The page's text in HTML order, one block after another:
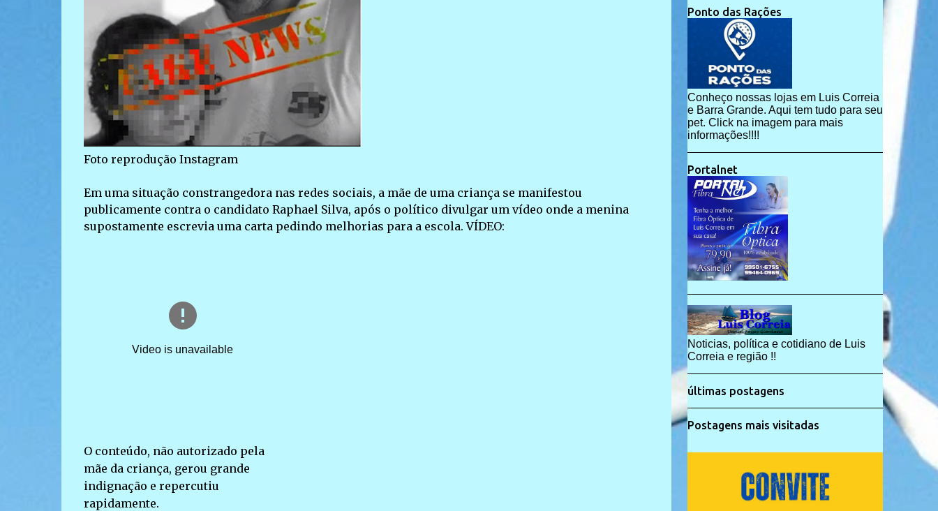
Foto reprodução Instagram
Em uma situação constrangedora nas redes sociais, a mãe de uma criança se manifestou
publicamente contra o candidato Raphael Silva, após o político divulgar um vídeo onde a menina
supostamente escrevia uma carta pedindo melhorias para a escola. VÍDEO:
O conteúdo, não autorizado pela
mãe da criança, gerou grande
indignação e repercutiu
rapidamente.
Ponto das Rações
Conheço nossas lojas em Luis Correia
e Barra Grande. Aqui tem tudo para seu
pet. Click na imagem para mais
informações!!!!
Portalnet
Noticias, política e cotidiano de Luis
Correia e região !!
últimas postagens
Postagens mais visitadas